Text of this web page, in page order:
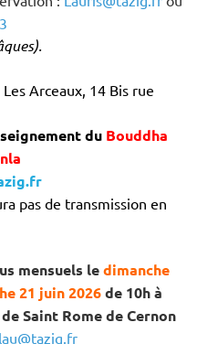
Les Arceaux, 14 Bis rue
du Bouddha
pas de transmission en
mensuels ledimanche
21 juin2026de 10h à
Saint Rome de Cernon